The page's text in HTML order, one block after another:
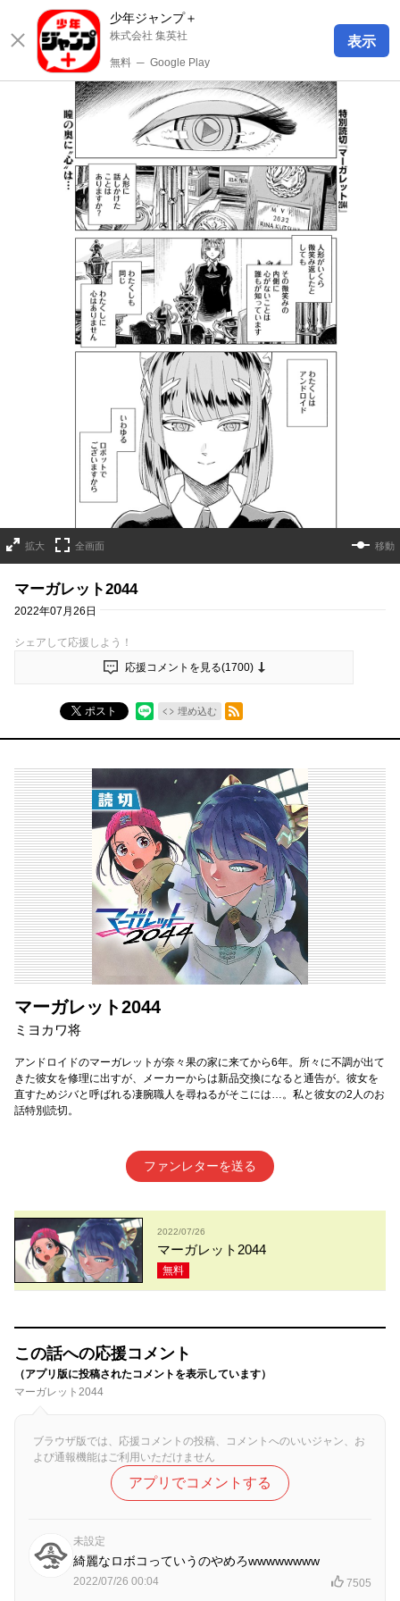
少年ジャンプ＋
株式会社 集英社
無料 ─ Google Play
表示
拡大 全画面 移動
マーガレット2044
2022年07月26日
シェアして応援しよう！
応援コメントを見る(1700)
ポスト 埋め込む
RSSフィード
マーガレット2044
ミヨカワ将
アンドロイドのマーガレットが奈々果の家に来てから6年。所々に不調が出て
きた彼女を修理に出すが、メーカーからは新品交換になると通告が。彼女を
直すためジバと呼ばれる凄腕職人を尋ねるがそこには…。私と彼女の2人のお
話特別読切。
ファンレターを送る
2022/07/26
マーガレット2044
無料
この話への応援コメント
（アプリ版に投稿されたコメントを表示しています）
マーガレット2044
ブラウザ版では、応援コメントの投稿、コメントへのいいジャン、お
よび通報機能はご利用いただけません
アプリでコメントする
未設定
綺麗なロボコっていうのやめろwwwwwwww
2022/07/26 00:04 7505